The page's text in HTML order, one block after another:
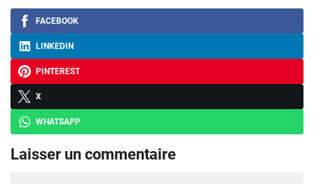
FACEBOOK
LINKEDIN
PINTEREST
X
WHATSAPP
Laisser un commentaire